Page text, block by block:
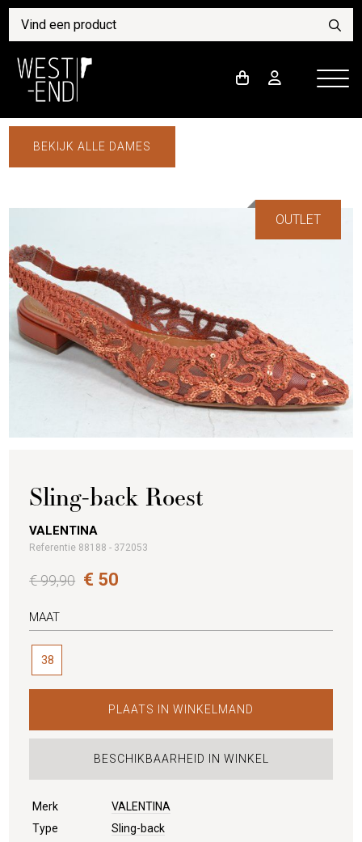
BEKIJK ALLE DAMES
OUTLET
Sling-back Roest
VALENTINA
Referentie 88188 - 372053
€ 99,90 € 50
MAAT
38
PLAATS IN WINKELMAND
BESCHIKBAARHEID IN WINKEL
Merk
VALENTINA
Type
Sling-back